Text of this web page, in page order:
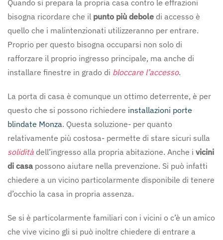
Quando si prepara la propria casa contro le effrazioni
bisogna ricordare che il punto più debole di accesso è
quello che i malintenzionati utilizzeranno per entrare.
Proprio per questo bisogna occuparsi non solo di
rafforzare il proprio ingresso principale, ma anche di
installare finestre in grado di bloccare l’accesso.
La porta di casa è comunque un ottimo deterrente, è per
questo che si possono richiedere installazioni porte
blindate Monza. Questa soluzione- per quanto
relativamente più costosa- permette di stare sicuri sulla
solidità dell’ingresso alla propria abitazione. Anche i vicini
di casa possono aiutare nella prevenzione. Si può infatti
chiedere a un vicino particolarmente disponibile di tenere
d’occhio la casa in propria assenza.
Se si è particolarmente familiari con i vicini o c’è un amico
che vive vicino gli si può inoltre chiedere di entrare a